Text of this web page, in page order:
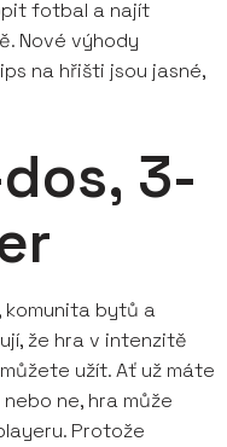
fotbal a najít
Nové výhody
na hřišti jsou jasné,
3-
komunita bytů a
že hra v intenzitě
užít. Ať už máte
ne, hra může
Protože